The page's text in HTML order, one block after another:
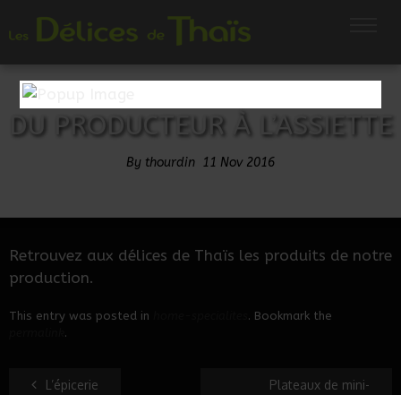
DU PRODUCTEUR À L’ASSIETTE
By thourdin 11 Nov 2016
Retrouvez aux délices de Thaïs les produits de notre
production.
This entry was posted in
. Bookmark the
.
L’épicerie
Plateaux de mini-